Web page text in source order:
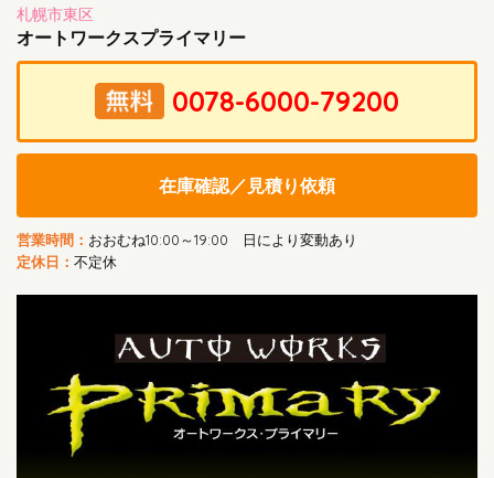
札幌市東区
オートワークスプライマリー
在庫確認／見積り依頼
営業時間： おおむね10:00～19:00 日により変動あり
定休日： 不定休